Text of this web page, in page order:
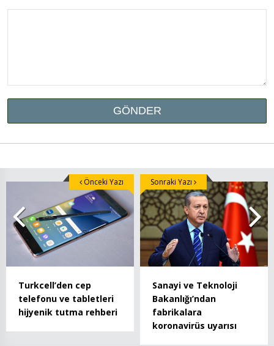
Turkcell’den cep
telefonu ve tabletleri
hijyenik tutma rehberi
Önceki Yazı
Sanayi ve Teknoloji
Bakanlığı’ndan
fabrikalara
koronavirüs uyarısı
Sonraki Yazı